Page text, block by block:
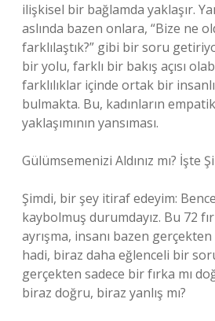
ilişkisel bir bağlamda yaklaşır.
aslında bazen onlara, “Bize ne
farklılaştık?” gibi bir soru
bir yolu, farklı bir bakış açısı
farklılıklar içinde ortak bir
bulmakta. Bu, kadınların
yaklaşımının yansıması.
Gülümsemenizi Aldınız mı? İşte
Şimdi, bir şey itiraf edeyim:
kaybolmuş durumdayız. Bu 72
ayrışma, insanı bazen gerçekten
hadi, biraz daha eğlenceli bir
gerçekten sadece bir fırka mı
biraz doğru, biraz yanlış mı?